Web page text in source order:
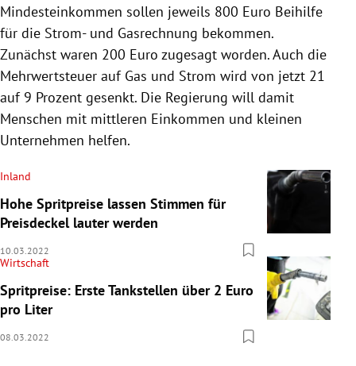
Mindesteinkommen sollen jeweils 800 Euro Beihilfe
für die Strom- und Gasrechnung bekommen.
Zunächst waren 200 Euro zugesagt worden. Auch die
Mehrwertsteuer auf Gas und Strom wird von jetzt 21
auf 9 Prozent gesenkt. Die Regierung will damit
Menschen mit mittleren Einkommen und kleinen
Unternehmen helfen.
Inland
Hohe Spritpreise lassen Stimmen für
Preisdeckel lauter werden
10.03.2022
Wirtschaft
Spritpreise: Erste Tankstellen über 2 Euro
pro Liter
08.03.2022